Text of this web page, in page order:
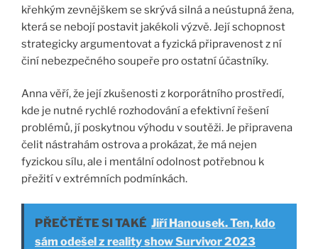
křehkým zevnějškem se skrývá silná a neústupná žena,
která se nebojí postavit jakékoli výzvě. Její schopnost
strategicky argumentovat a fyzická připravenost z ní
činí nebezpečného soupeře pro ostatní účastníky.
Anna věří, že její zkušenosti z korporátního prostředí,
kde je nutné rychlé rozhodování a efektivní řešení
problémů, jí poskytnou výhodu v soutěži. Je připravena
čelit nástrahám ostrova a prokázat, že má nejen
fyzickou sílu, ale i mentální odolnost potřebnou k
přežití v extrémních podmínkách.
PŘEČTĚTE SI TAKÉ Jiří Hanousek. Ten, kdo
sám odešel z reality show Survivor 2023